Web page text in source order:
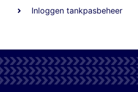
Inloggen tankpasbeheer